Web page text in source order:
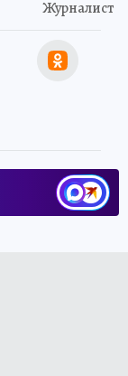
Журналист